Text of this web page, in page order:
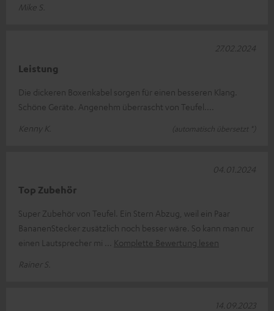
Mike S.
Leistung
Die dickeren Boxenkabel sorgen für einen besseren Klang.
Schöne Geräte. Angenehm überrascht von Teufel....
Kenny K.
(automatisch übersetzt *)
27.02.2024
Top Zubehör
Super Zubehör von Teufel. Ein Stern Abzug, weil ein Paar
BananenStecker zusätzlich noch besser wäre. So kann man nur
einen Lautsprecher mi
Komplette Bewertung lesen
Rainer S.
04.01.2024
14.09.2023